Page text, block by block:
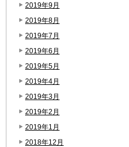
2019年9月
2019年8月
2019年7月
2019年6月
2019年5月
2019年4月
2019年3月
2019年2月
2019年1月
2018年12月